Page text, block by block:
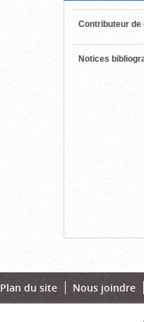
Contributeur de
Notices
Plan du site Nous joindre